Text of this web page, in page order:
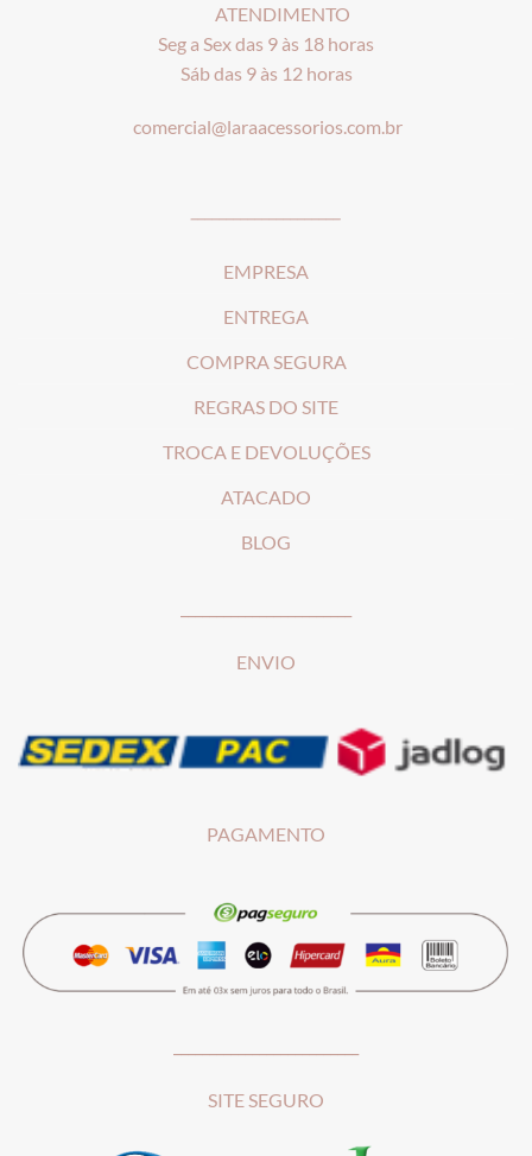
ATENDIMENTO
Seg a Sex das 9 às 18 horas
Sáb das 9 às 12 horas
comercial@laraacessorios.com.br
EMPRESA
ENTREGA
COMPRA SEGURA
REGRAS DO SITE
TROCA E DEVOLUÇÕES
ATACADO
BLOG
ENVIO
PAGAMENTO
SITE SEGURO